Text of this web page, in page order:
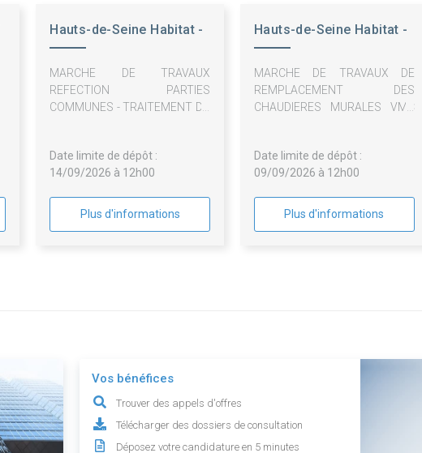
Hauts-de-Seine Habitat -
MARCHE DE TRAVAUX
REFECTION PARTIES
COMMUNES - TRAITEMENT DU
Date limite de dépôt :
14/09/2026 à 12h00
Plus d'informations
Hauts-de-Seine Habitat -
MARCHE DE TRAVAUX DE
REMPLACEMENT DES
CHAUDIERES MURALES VMC
Date limite de dépôt :
09/09/2026 à 12h00
Plus d'informations
Vos bénéfices
Trouver des appels d'offres
Télécharger des dossiers de consultation
Déposez votre candidature en 5 minutes